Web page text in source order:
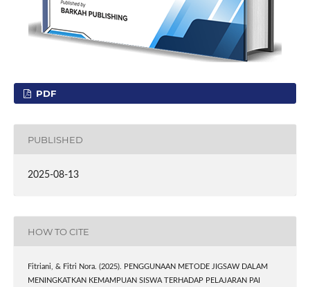
PDF
PUBLISHED
2025-08-13
HOW TO CITE
Fitriani, & Fitri Nora. (2025). PENGGUNAAN METODE JIGSAW DALAM
MENINGKATKAN KEMAMPUAN SISWA TERHADAP PELAJARAN PAI